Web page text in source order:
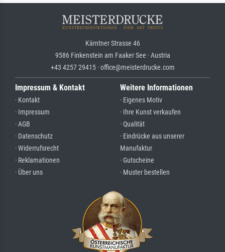
Kärntner Strasse 46
9586 Finkenstein am Faaker See · Austria
+43 4257 29415 · office@meisterdrucke.com
Impressum & Kontakt
· Kontakt
· Impressum
· AGB
· Datenschutz
· Widerrufsrecht
· Reklamationen
· Über uns
Weitere Informationen
· Eigenes Motiv
· Ihre Kunst verkaufen
· Qualität
· Eindrücke aus unserer
Manufaktur
· Gutscheine
· Muster bestellen